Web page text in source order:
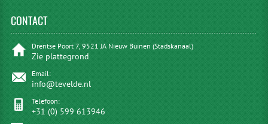
CONTACT
Drentse Poort 7, 9521 JA Nieuw Buinen (Stadskanaal)
Zie plattegrond
Email:
info@tevelde.nl
Telefoon:
+31 (0) 599 613946